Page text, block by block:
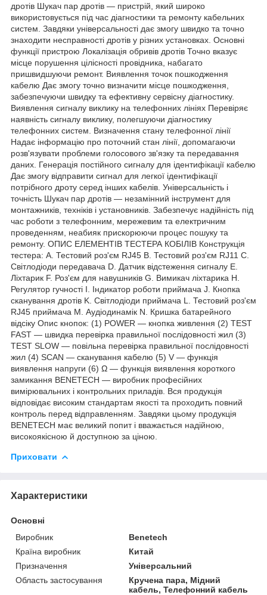
дротів Шукач пар дротів — пристрій, який широко
використовується під час діагностики та ремонту кабельних
систем. Завдяки універсальності дає змогу швидко та точно
знаходити несправності дротів у різних установках. Основні
функції пристрою Локалізація обривів дротів Точно вказує
місце порушення цілісності провідника, набагато
пришвидшуючи ремонт. Виявлення точок пошкодження
кабелю Дає змогу точно визначити місце пошкодження,
забезпечуючи швидку та ефективну сервісну діагностику.
Виявлення сигналу виклику на телефонних лініях Перевіряє
наявність сигналу виклику, полегшуючи діагностику
телефонних систем. Визначення стану телефонної лінії
Надає інформацію про поточний стан лінії, допомагаючи
розв'язувати проблеми голосового зв'язку та передавання
даних. Генерація постійного сигналу для ідентифікації кабелю
Дає змогу відправити сигнал для легкої ідентифікації
потрібного дроту серед інших кабелів. Універсальність і
точність Шукач пар дротів — незамінний інструмент для
монтажників, техніків і установників. Забезпечує надійність під
час роботи з телефонним, мережевим та електричним
проведенням, неабияк прискорюючи процес пошуку та
ремонту. ОПИС ЕЛЕМЕНТІВ ТЕСТЕРА КОБІЛІВ Конструкція
тестера: A. Тестовий роз'єм RJ45 B. Тестовий роз'єм RJ11 C.
Світлодіоди передавача D. Датчик відстеження сигналу E.
Ліхтарик F. Роз'єм для навушників G. Вимикач ліхтарика H.
Регулятор гучності I. Індикатор роботи приймача J. Кнопка
сканування дротів K. Світлодіоди приймача L. Тестовий роз'єм
RJ45 приймача M. Аудіодинамік N. Кришка батарейного
відсіку Опис кнопок: (1) POWER — кнопка живлення (2) TEST
FAST — швидка перевірка правильної послідовності жил (3)
TEST SLOW — повільна перевірка правильної послідовності
жил (4) SCAN — сканування кабелю (5) V — функція
виявлення напруги (6) Ω — функція виявлення короткого
замикання BENETECH — виробник професійних
вимірювальних і контрольних приладів. Вся продукція
відповідає високим стандартам якості та проходить повний
контроль перед відправленням. Завдяки цьому продукція
BENETECH має великий попит і вважається надійною,
високоякісною й доступною за ціною.
Приховати
Характеристики
Основні
Виробник
Benetech
Країна виробник
Китай
Призначення
Універсальний
Область застосування
Кручена пара, Мідний
кабель, Телефонний кабель